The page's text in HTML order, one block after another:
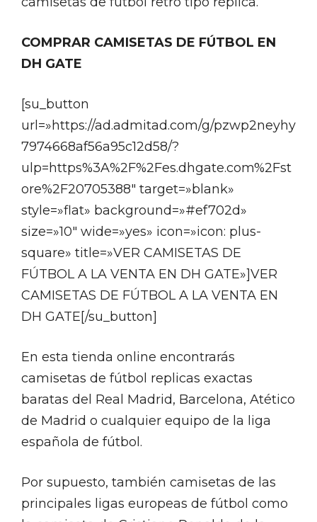
COMPRAR CAMISETAS DE FÚTBOL EN
DH GATE
[su_button
url=»https://ad.admitad.com/g/pzwp2neyhy
7974668af56a95c12d58/?
ulp=https%3A%2F%2Fes.dhgate.com%2Fst
ore%2F20705388″ target=»blank»
style=»flat» background=»#ef702d»
size=»10″ wide=»yes» icon=»icon: plus-
square» title=»VER CAMISETAS DE
FÚTBOL A LA VENTA EN DH GATE»]VER
CAMISETAS DE FÚTBOL A LA VENTA EN
DH GATE[/su_button]
En esta tienda online encontrarás
camisetas de fútbol replicas exactas
baratas del Real Madrid, Barcelona, Atético
de Madrid o cualquier equipo de la liga
española de fútbol.
Por supuesto, también camisetas de las
principales ligas europeas de fútbol como